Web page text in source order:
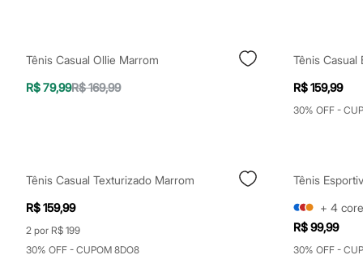
Relógios
Calçados
Botas
Chinelos
City
Clock House
Mindset
Sawary
Yessica
Moda esportiva
Tênis Casual Ollie Marrom
R$ 79,99R$ 169,99
Tênis Casual
R$ 159,99
30% OFF -
Tênis Casual Texturizado Marrom
R$ 159,99
2 por R$ 199
30% OFF - CUPOM 8DO8
Tênis
+ 4
R$ 99,99
30% OFF -